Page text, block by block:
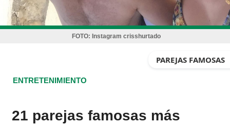
FOTO: Instagram crisshurtado
PAREJAS FAMOSAS
ENTRETENIMIENTO
21 parejas famosas más